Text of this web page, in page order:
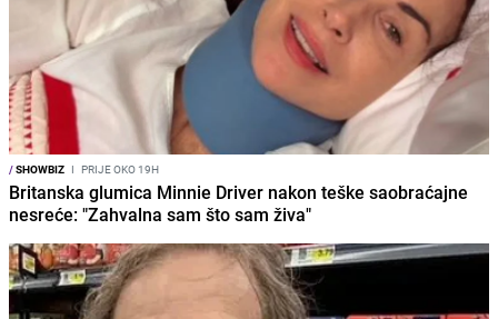
/SHOWBIZ I PRIJE OKO 19H
Britanska glumica Minnie Driver nakon teške saobraćajne
nesreće: "Zahvalna sam što sam živa"